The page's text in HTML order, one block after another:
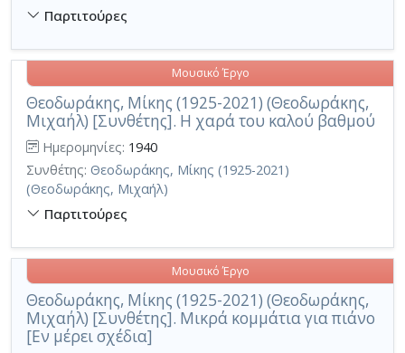
Παρτιτούρες
Θεοδωράκης, Μίκης (1925-2021) (Θεοδωράκης,
Μιχαήλ) [Συνθέτης]. Η χαρά του καλού βαθμού
Μουσικό Έργο
Ημερομηνίες: 1940
Συνθέτης: Θεοδωράκης, Μίκης (1925-2021)
(Θεοδωράκης, Μιχαήλ)
Παρτιτούρες
Θεοδωράκης, Μίκης (1925-2021) (Θεοδωράκης,
Μιχαήλ) [Συνθέτης]. Μικρά κομμάτια για πιάνο
[Εν μέρει σχέδια]
Μουσικό Έργο